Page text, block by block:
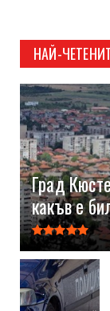
НАЙ-
Град
какъв е